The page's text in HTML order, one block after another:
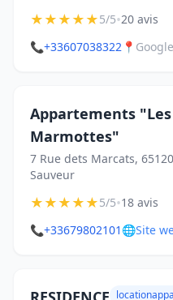
★★★★★5/5•20 avis
📞+33607038322 📍
Appartements "Les
Marmottes"
7 Rue dets Marcats,
Sauveur
★★★★★5/5•18 avis
📞+33679802101 🌐Site